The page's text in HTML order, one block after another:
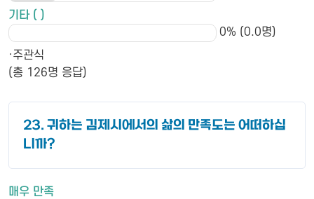
기타 ( )
0% (0.0명)
·주관식
(총 126명 응답)
23. 귀하는 김제시에서의 삶의 만족도는 어떠하십
니까?
매우 만족